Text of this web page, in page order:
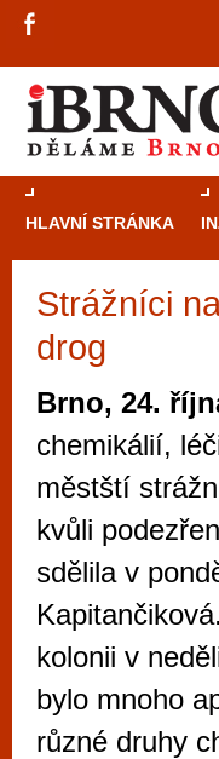
HLAVNÍ STRÁNKA
Strážníci
drog
Brno, 24.
chemikálií,
městští
kvůli
sdělila v
kolonii v
bylo mnoho
různé druhy
Mimo jiné je
vyzkoušet
metropoli
po moderní
příležitostné